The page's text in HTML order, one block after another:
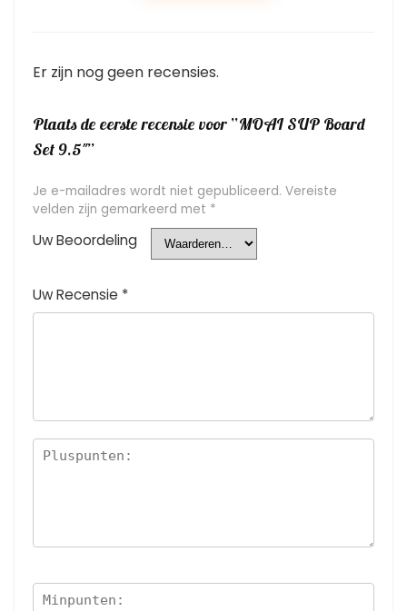
Er zijn nog geen recensies.
Plaats de eerste recensie voor “MOAI SUP Board
Set 9.5″”
Je e-mailadres wordt niet gepubliceerd. Vereiste
velden zijn gemarkeerd met *
Uw Beoordeling
Uw Recensie *